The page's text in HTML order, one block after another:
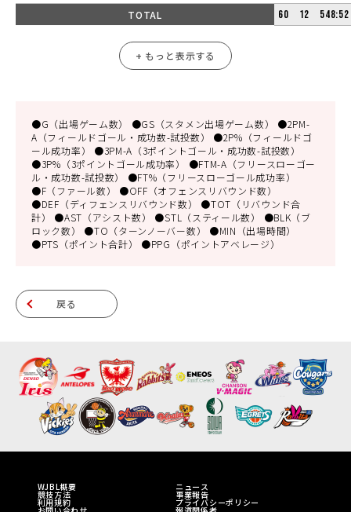
TOTAL 60 12 548:52
+ もっと表示する
●G（出場ゲーム数） ●GS（スタメン出場ゲーム数） ●2PM-
A（フィールドゴール・成功数-試投数） ●2P%（フィールドゴ
ール成功率） ●3PM-A（3ポイントゴール・成功数-試投数）
●3P%（3ポイントゴール成功率） ●FTM-A（フリースローゴー
ル・成功数-試投数） ●FT%（フリースローゴール成功率）
●F（ファール数） ●OFF（オフェンスリバウンド数）
●DEF（ディフェンスリバウンド数） ●TOT（リバウンド合
計） ●AST（アシスト数） ●STL（スティール数） ●BLK（ブ
ロック数） ●TO（ターンノーバー数） ●MIN（出場時間）
●PTS（ポイント合計） ●PPG（ポイントアベレージ）
戻る
WJBL概要 ニュース
競技方法 事業報告
利用規約 プライバシーポリシー